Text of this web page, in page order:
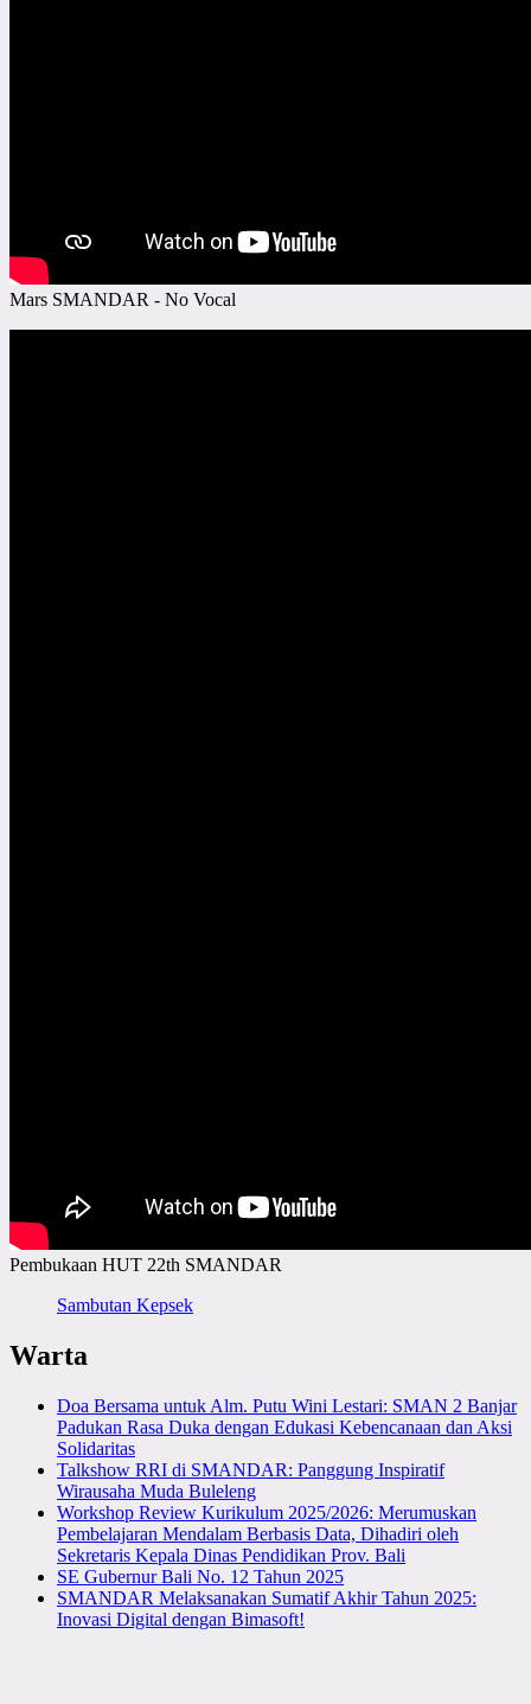
Mars SMANDAR - No Vocal
Pembukaan HUT 22th SMANDAR
Sambutan Kepsek
Warta
Doa Bersama untuk Alm. Putu Wini Lestari: SMAN 2 Banjar
Padukan Rasa Duka dengan Edukasi Kebencanaan dan Aksi
Solidaritas
Talkshow RRI di SMANDAR: Panggung Inspiratif
Wirausaha Muda Buleleng
Workshop Review Kurikulum 2025/2026: Merumuskan
Pembelajaran Mendalam Berbasis Data, Dihadiri oleh
Sekretaris Kepala Dinas Pendidikan Prov. Bali
SE Gubernur Bali No. 12 Tahun 2025
SMANDAR Melaksanakan Sumatif Akhir Tahun 2025:
Inovasi Digital dengan Bimasoft!